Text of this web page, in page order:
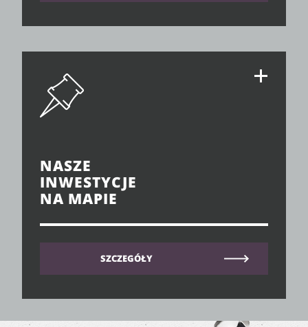
NASZE
INWESTYCJE
NA MAPIE
SZCZEGÓŁY